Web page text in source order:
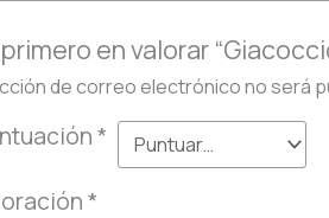
en valorar
de correo electrónico no será
*
*